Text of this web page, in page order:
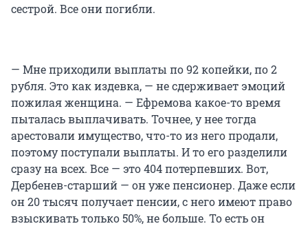
сестрой. Все они погибли.
— Мне приходили выплаты по 92 копейки, по 2
рубля. Это как издевка, — не сдерживает эмоций
пожилая женщина. — Ефремова какое-то время
пыталась выплачивать. Точнее, у нее тогда
арестовали имущество, что-то из него продали,
поэтому поступали выплаты. И то его разделили
сразу на всех. Все — это 404 потерпевших. Вот,
Дербенев-старший — он уже пенсионер. Даже если
он 20 тысяч получает пенсии, с него имеют право
взыскивать только 50%, не больше. То есть он